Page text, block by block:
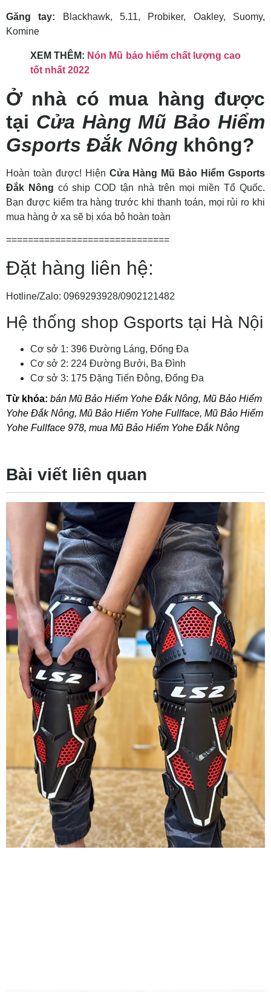
Găng tay: Blackhawk, 5.11, Probiker, Oakley, Suomy,
Komine
XEM THÊM: Nón Mũ bảo hiểm chất lượng cao
tốt nhất 2022
Ở nhà có mua hàng được
tại Cửa Hàng Mũ Bảo Hiểm
Gsports Đắk Nông không?
Hoàn toàn được! Hiện Cửa Hàng Mũ Bảo Hiểm Gsports
Đắk Nông có ship COD tận nhà trên mọi miền Tổ Quốc.
Bạn được kiểm tra hàng trước khi thanh toán, mọi rủi ro khi
mua hàng ở xa sẽ bị xóa bỏ hoàn toàn
==============================
Đặt hàng liên hệ:
Hotline/Zalo: 0969293928/0902121482
Hệ thống shop Gsports tại Hà Nội
Cơ sở 1: 396 Đường Láng, Đống Đa
Cơ sở 2: 224 Đường Bưởi, Ba Đình
Cơ sở 3: 175 Đặng Tiến Đông, Đống Đa
Từ khóa: bán Mũ Bảo Hiểm Yohe Đắk Nông, Mũ Bảo Hiểm
Yohe Đắk Nông, Mũ Bảo Hiểm Yohe Fullface, Mũ Bảo Hiểm
Yohe Fullface 978, mua Mũ Bảo Hiểm Yohe Đắk Nông
Bài viết liên quan